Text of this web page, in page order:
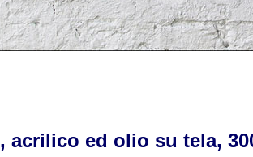
, acrilico ed olio su tela,